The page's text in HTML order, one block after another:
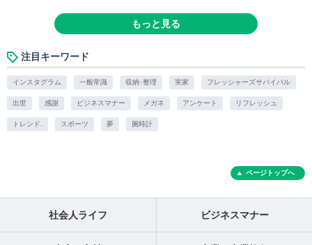
もっと見る
注目キーワード
インスタグラム 一般常識 収納･整理 実家 フレッシャーズサバイバル
出世 感謝 ビジネスマナー メガネ アンケート リフレッシュ
トレンド. スポーツ 夢 腕時計
ページトップへ
社会人ライフ ビジネスマナー